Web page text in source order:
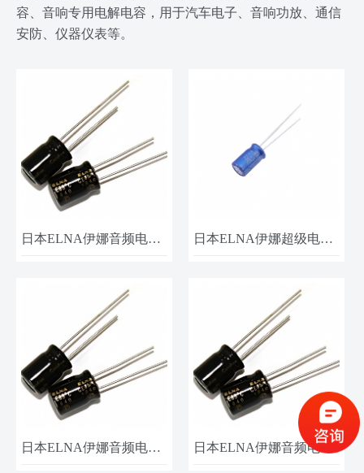
容、音响专用电解电容，用于汽车电子、音响功放、通信
安防、仪器仪表等。
日本ELNA伊娜音频电容​ROA-25V221MH5＃ 25V 220UF 10x20​ 日本ELNA伊娜超级电容法拉电容DSK-3R3G703HT414-GRR 3.3V-0.07F 4.8X1.4
日本ELNA伊娜音频电容ROA-25V471MI6＃ 25V 470UF 12.5x25​ 日本ELNA伊娜音频电容ROA-25V330MG3＃ 25V 33UF 8x11.5​